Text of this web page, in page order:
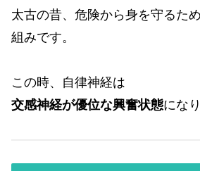
太古の昔、危険から身を守るた
組みです。
この時、自律神経は
交感神経が優位な興奮状態にな